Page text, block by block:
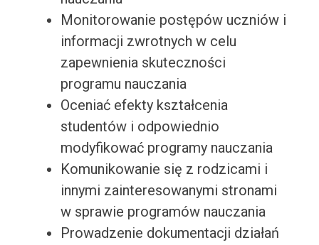
Monitorowanie postępów uczniów i
informacji zwrotnych w celu
zapewnienia skuteczności
programu nauczania
Oceniać efekty kształcenia
studentów i odpowiednio
modyfikować programy nauczania
Komunikowanie się z rodzicami i
innymi zainteresowanymi stronami
w sprawie programów nauczania
Prowadzenie dokumentacji działań